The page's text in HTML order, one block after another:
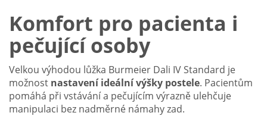
Komfort pro pacienta i
pečující osoby
Velkou výhodou lůžka Burmeier Dali IV Standard je
možnost nastavení ideální výšky postele. Pacientům
pomáhá při vstávání a pečujícím výrazně ulehčuje
manipulaci bez nadměrné námahy zad.